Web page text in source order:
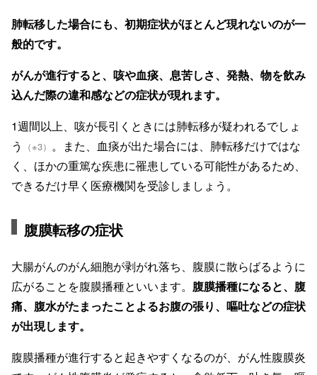
肺転移した場合にも、初期症状がほとんど現れないのが一
般的です。
がんが進行すると、咳や血痰、息苦しさ、発熱、物を飲み
込んだ際の違和感などの症状が現れます。
1週間以上、咳が長引くときには肺転移が疑われるでしょ
う
（※3） 。また、血痰が出た場合には、肺転移だけではな
く、ほかの重篤な疾患に罹患している可能性があるため、
できるだけ早く医療機関を受診しましょう。
腹膜転移の症状
大腸がんのがん細胞が剥がれ落ち、腹膜に散らばるように
広がることを腹膜播種といいます。 腹膜播種になると、腹
痛、腹水がたまったことよるお腹の張り、嘔吐などの症状
が出現します。
腹膜播種が進行すると起きやすくなるのが、がん性腹膜炎